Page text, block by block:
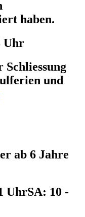
haben.
Uhr
und
ab 6 Jahre
UhrSA: 10 -